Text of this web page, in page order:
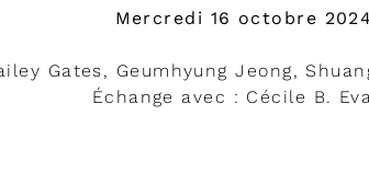
Mercredi 16 octobre 2024
Gates, Geumhyung Jeong,
Échange avec : Cécile B.